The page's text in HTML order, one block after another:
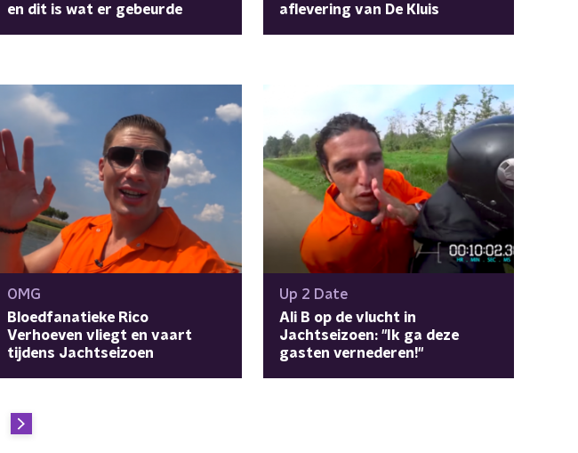
en dit is wat er gebeurde
aflevering van De Kluis
OMG
Bloedfanatieke Rico
Verhoeven vliegt en vaart
tijdens Jachtseizoen
Up 2 Date
Ali B op de vlucht in
Jachtseizoen: "Ik ga deze
gasten vernederen!"